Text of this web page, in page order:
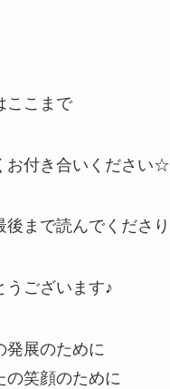
ここまで
お付き合いください☆
後まで読んでくださり
うございます♪
発展のために
の笑顔のために